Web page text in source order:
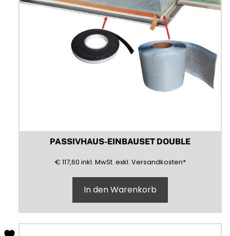
PASSIVHAUS-EINBAUSET DOUBLE
€ 117,60117,60
inkl. (inklusive)
MwSt. (Mehrwertsteuer)
exkl. (exklusive)
Versandkosten*
In den Warenkorb